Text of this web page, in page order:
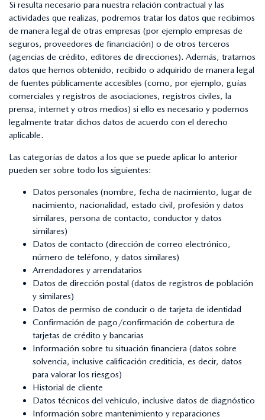
Si resulta necesario para nuestra relación contractual y las
actividades que realizas, podremos tratar los datos que recibimos
de manera legal de otras empresas (por ejemplo empresas de
seguros, proveedores de financiación) o de otros terceros
(agencias de crédito, editores de direcciones). Además, tratamos
datos que hemos obtenido, recibido o adquirido de manera legal
de fuentes públicamente accesibles (como, por ejemplo, guías
comerciales y registros de asociaciones, registros civiles, la
prensa, internet y otros medios) si ello es necesario y podemos
legalmente tratar dichos datos de acuerdo con el derecho
aplicable.
Las categorías de datos a los que se puede aplicar lo anterior
pueden ser sobre todo los siguientes:
Datos personales (nombre, fecha de nacimiento, lugar de
nacimiento, nacionalidad, estado civil, profesión y datos
similares, persona de contacto, conductor y datos
similares)
Datos de contacto (dirección de correo electrónico,
número de teléfono, y datos similares)
Arrendadores y arrendatarios
Datos de dirección postal (datos de registros de población
y similares)
Datos de permiso de conducir o de tarjeta de identidad
Confirmación de pago/confirmación de cobertura de
tarjetas de crédito y bancarias
Información sobre tu situación financiera (datos sobre
solvencia, inclusive calificación crediticia, es decir, datos
para valorar los riesgos)
Historial de cliente
Datos técnicos del vehículo, inclusive datos de diagnóstico
Información sobre mantenimiento y reparaciones